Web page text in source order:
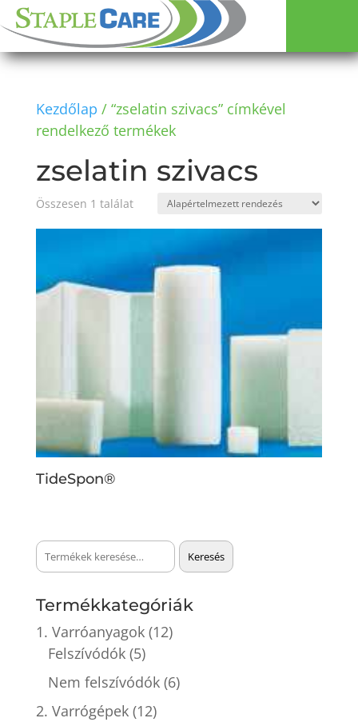
Kezdőlap / “zselatin szivacs” címkével
rendelkező termékek
zselatin szivacs
Összesen 1 találat
TideSpon®
Keresés
a
következőre:
Keresés
Termékkategóriák
1. Varróanyagok (12)
Felszívódók (5)
Nem felszívódók (6)
2. Varrógépek (12)